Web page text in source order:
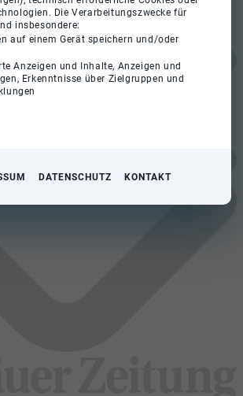
Die Verarbeitungszwecke für
insbesondere:
auf einem Gerät speichern und/oder
Anzeigen und Inhalte, Anzeigen und
Erkenntnisse über Zielgruppen und
DATENSCHUTZ KONTAKT